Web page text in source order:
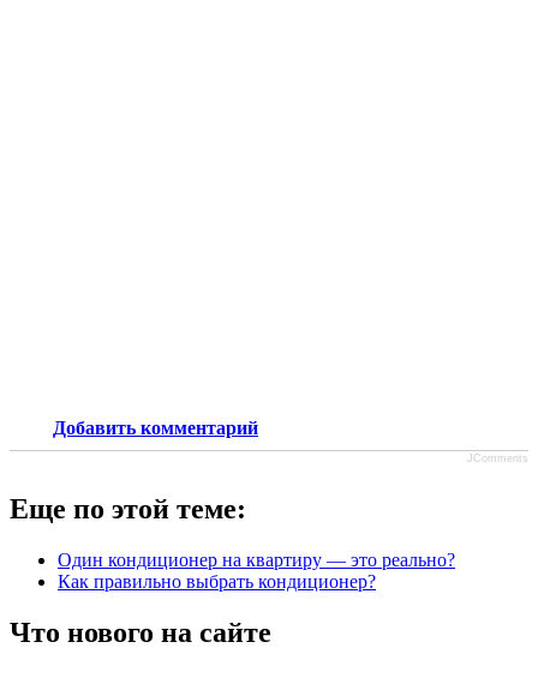
Добавить комментарий
JComments
Еще по этой теме:
Один кондиционер на квартиру — это реально?
Как правильно выбрать кондиционер?
Что нового на сайте